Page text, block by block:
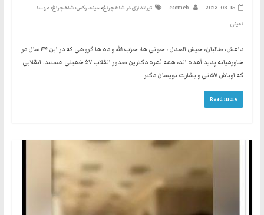
2023-08-15
csomeb تیراندازی در شاهچراغ،سینما رکس،شاهچراغ،مهسا
امینی
داعش، طالبان، جیش العدل ، حوثی ها، حزب الله و ده ها گروهی که در این ۴۴ سال در
خاورمیانه پدید آمده اند، همه ثمره دکترین صدور انقلاب ۵۷ خمینی هستند. انقلابی
که اوباش ۵۷ تی و بشارت نویسان دکتر
Read more